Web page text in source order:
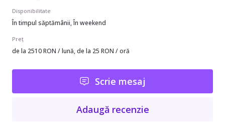
Disponibilitate
În timpul săptămânii, În weekend
Preț
de la 2510 RON / lună, de la 25 RON / oră
Scrie mesaj
Adaugă recenzie